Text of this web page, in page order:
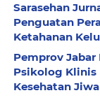
Sarasehan
Penguatan
Ketahanan
Pemprov
Psikolog Klinis
Kesehatan Jiwa